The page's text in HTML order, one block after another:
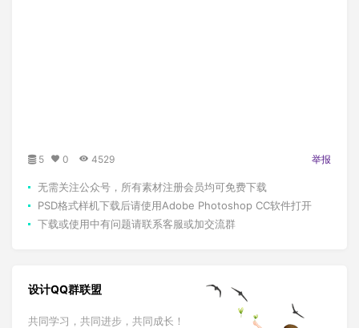
5 0 4529 举报
无需关注公众号，所有素材注册会员均可免费下载
PSD格式样机下载后请使用Adobe Photoshop CC软件打开
下载或使用中有问题请联系客服或加交流群
设计QQ群联盟
共同学习，共同进步，共同成长！